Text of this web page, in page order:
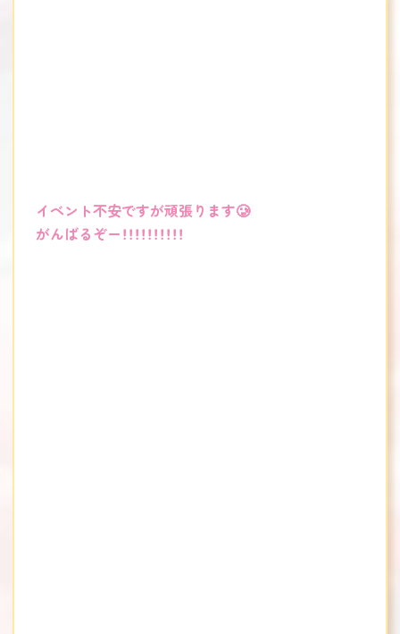
イベント不安ですが頑張ります🥲
がんばるぞー！！！！！！！！！！